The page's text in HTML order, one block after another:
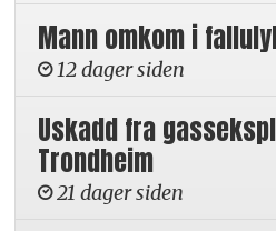
Mann omkom i
12 dager siden
Uskadd fra
Trondheim
21 dager siden